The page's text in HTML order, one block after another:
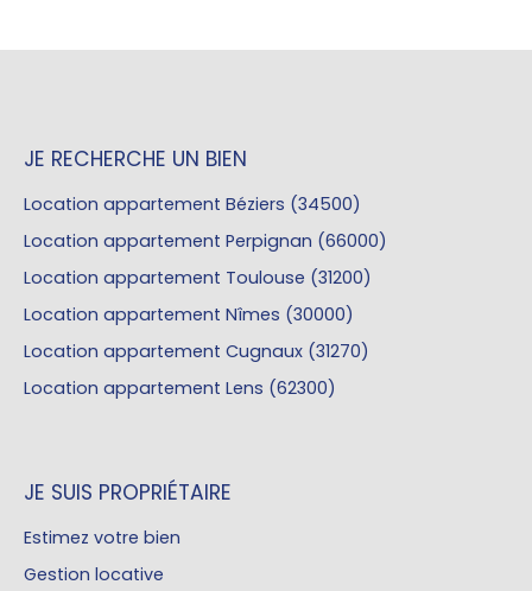
JE RECHERCHE UN BIEN
Location appartement Béziers (34500)
Location appartement Perpignan (66000)
Location appartement Toulouse (31200)
Location appartement Nîmes (30000)
Location appartement Cugnaux (31270)
Location appartement Lens (62300)
JE SUIS PROPRIÉTAIRE
Estimez votre bien
Gestion locative